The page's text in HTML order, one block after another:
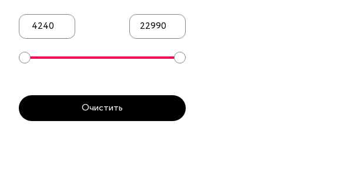
Очистить